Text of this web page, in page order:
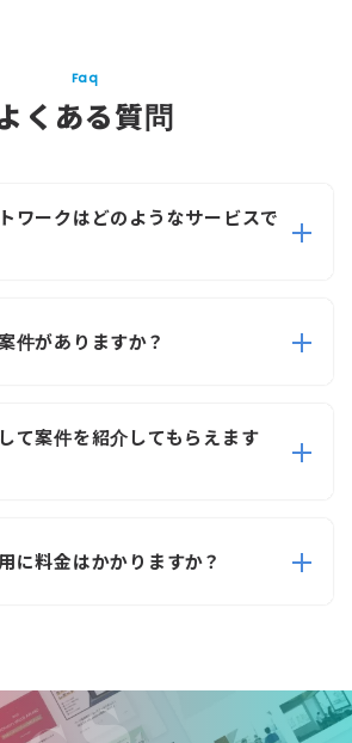
Faq
くある質問
ワークはどのようなサービスで
件がありますか？
て案件を紹介してもらえます
に料金はかかりますか？